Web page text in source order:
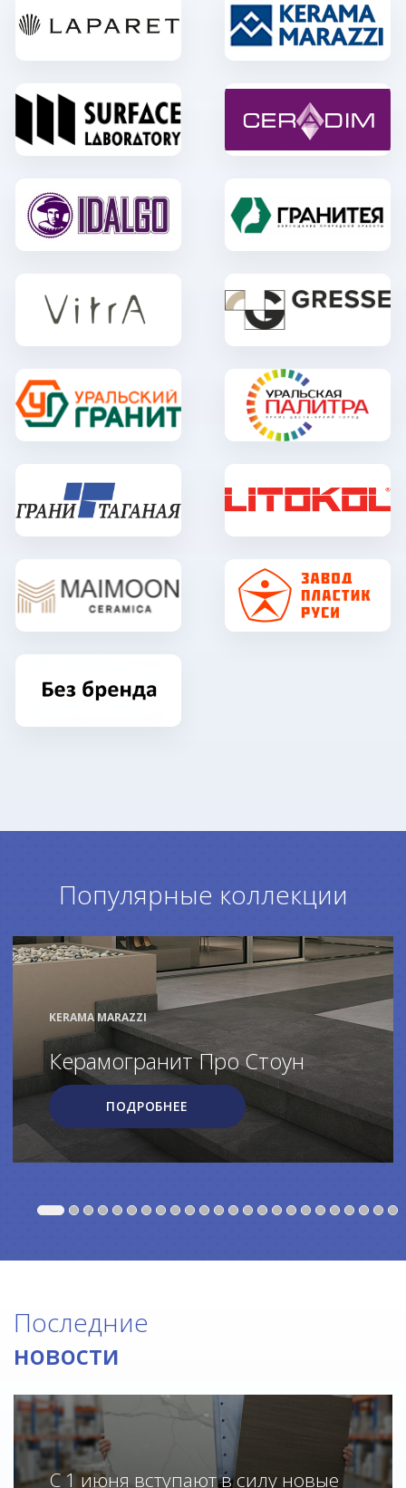
Популярные коллекции
KERAMA MARAZZI
Керамогранит Про Стоун
ПОДРОБНЕЕ
Последние
новости
С 1 июня вступают в силу новые